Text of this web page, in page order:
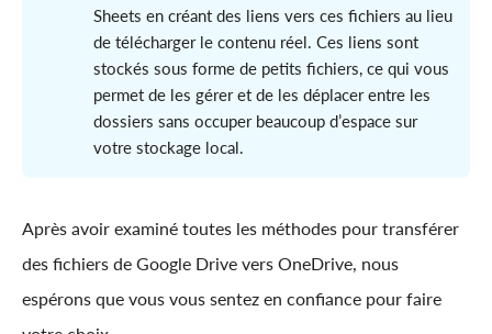
Sheets en créant des liens vers ces fichiers au lieu
de télécharger le contenu réel. Ces liens sont
stockés sous forme de petits fichiers, ce qui vous
permet de les gérer et de les déplacer entre les
dossiers sans occuper beaucoup d’espace sur
votre stockage local.
Après avoir examiné toutes les méthodes pour transférer
des fichiers de Google Drive vers OneDrive, nous
espérons que vous vous sentez en confiance pour faire